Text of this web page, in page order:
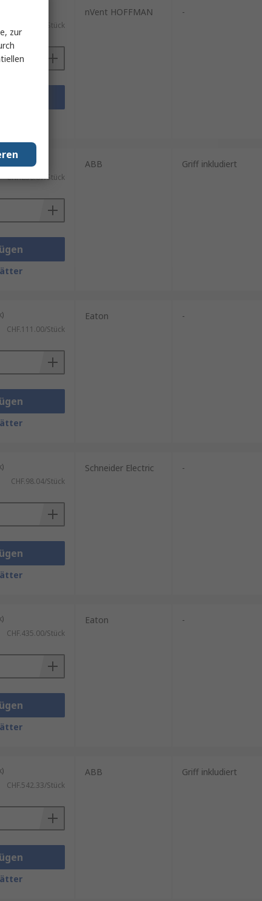
CHF.193.94/Stück
nVent HOFFMAN -
CHF.230.87/Stück
ABB Griff inkludiert
CHF.111.00/Stück
Eaton -
CHF.98.04/Stück
Schneider Electric -
CHF.435.00/Stück
Eaton -
CHF.542.33/Stück
ABB Griff inkludiert
zur